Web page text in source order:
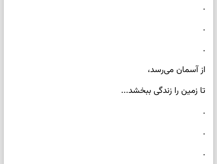
.
.
.
از آسمان می‌رسد،
تا زمین را زندگی ببخشد...
.
.
.